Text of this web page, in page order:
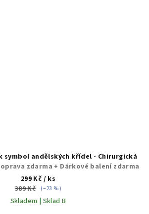
symbol andělských křídel - Chirurgická
zdarma + Dárkové balení zdarma
299 Kč / ks
389 Kč (–23 %)
Skladem | Sklad B